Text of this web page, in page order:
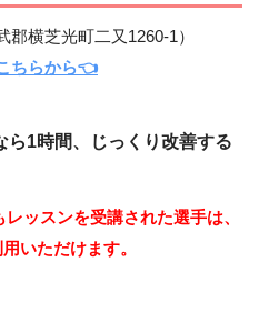
郡横芝光町二又1260-1）
ちらから👈
ら1時間、じっくり改善する
ッスンを受講された選手は、
いただけます。